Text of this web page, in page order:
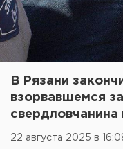
В Рязани
взорвавшемся
свердловчанина
22 августа 2025 в